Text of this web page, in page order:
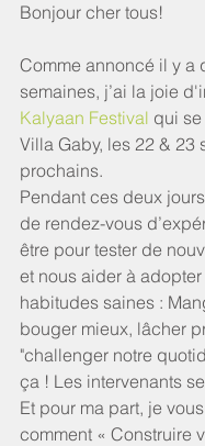
Bonjour cher tous!
Comme annoncé il y a
semaines, j’ai la joie
Kalyaan Festival qui
Villa Gaby, les 22 & 23
prochains.
Pendant ces deux
de rendez-vous
être pour tester de
et nous aider à
habitudes saines :
bouger mieux, lâcher
"challenger notre
ça ! Les intervenants
Et pour ma part, je
comment « Construire